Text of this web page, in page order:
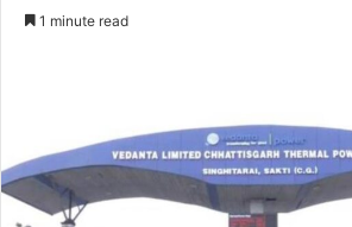
1 minute read